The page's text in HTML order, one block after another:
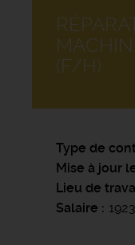
(F/H)
Type de
Mise à jour
Lieu de
Salaire